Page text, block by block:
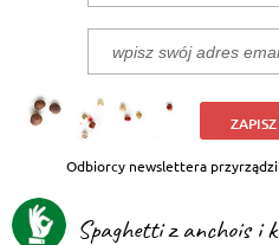
ZAPISZ
Odbiorcy newslettera
Spaghetti z anchois i